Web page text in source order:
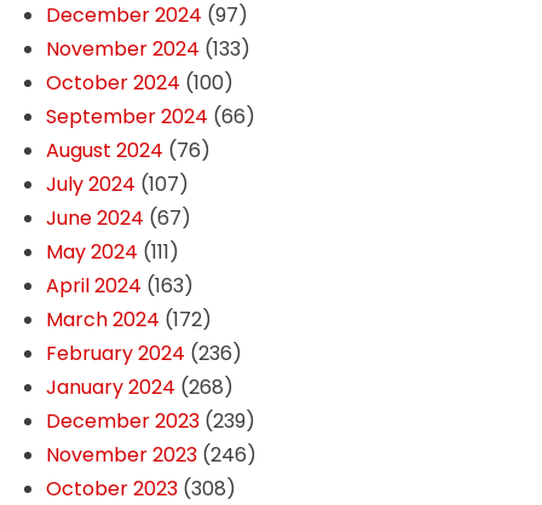
December 2024 (97)
November 2024 (133)
October 2024 (100)
September 2024 (66)
August 2024 (76)
July 2024 (107)
June 2024 (67)
May 2024 (111)
April 2024 (163)
March 2024 (172)
February 2024 (236)
January 2024 (268)
December 2023(239)
November 2023(246)
October 2023(308)